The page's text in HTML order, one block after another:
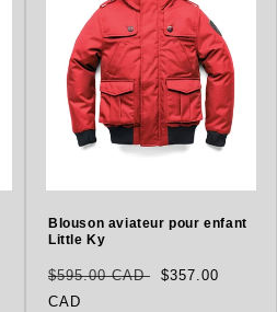
Blouson aviateur pour enfant
Little Ky
Prix
habituel
$595.00 CAD
Translation
$357.00
CAD